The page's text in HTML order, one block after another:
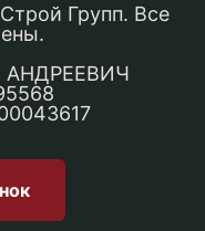
Групп. Все